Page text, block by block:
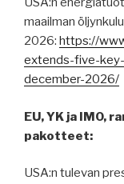
maailman
2026: https://
extends-five-
december-2026/
EU, YK ja IMO,
pakotteet:
USA:n tulevan